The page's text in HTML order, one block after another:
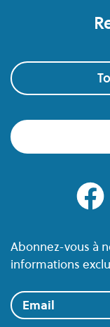
Abonnez-vous à
informations
Email